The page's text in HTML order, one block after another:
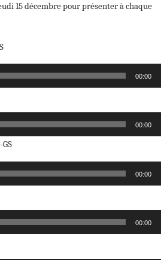
15 décembre pour présenter à chaque
00:00
00:00
00:00
00:00